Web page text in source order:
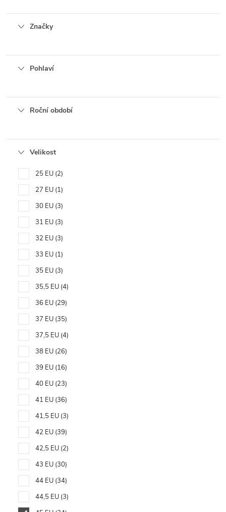
Značky
Pohlaví
Roční období
Velikost
25 EU 2
27 EU 1
30 EU 3
31 EU 3
32 EU 3
33 EU 1
35 EU 3
35,5 EU 4
36 EU 29
37 EU 35
37,5 EU 4
38 EU 26
39 EU 16
40 EU 23
41 EU 36
41,5 EU 3
42 EU 39
42,5 EU 2
43 EU 30
44 EU 34
44,5 EU 3